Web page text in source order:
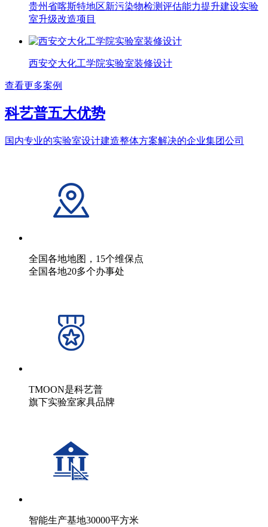
贵州省喀斯特地区新污染物检测评估能力提升建设实验
室升级改造项目
西安交大化工学院实验室装修设计
查看更多案例
科艺普五大优势
国内专业的实验室设计建造整体方案解决的企业集团公司
全国各地地图，15个维保点
全国各地20多个办事处
TMOON是科艺普
旗下实验室家具品牌
智能生产基地30000平方米